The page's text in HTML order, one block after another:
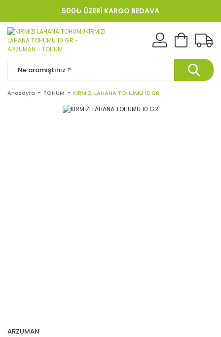
500₺ ÜZERİ KARGO BEDAVA
KREDI KARTINA 12 TAKSIT!
Anasayfa TOHUM KIRMIZI LAHANA TOHUMU 10 GR
ARZUMAN